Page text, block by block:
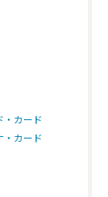
・カード
・カード